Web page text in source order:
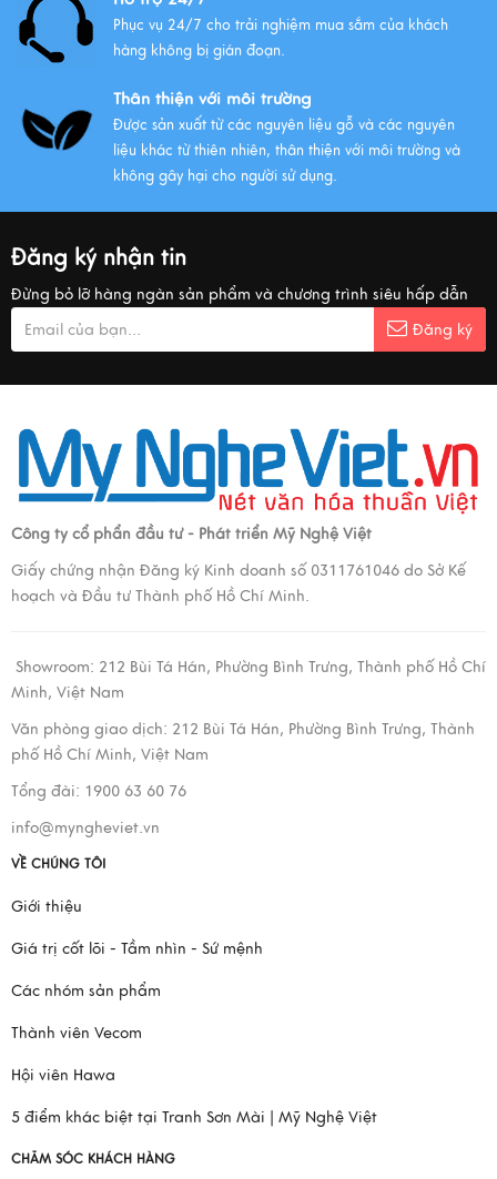
Phục vụ 24/7 cho trải nghiệm mua sắm của khách
hàng không bị gián đoạn.
Thân thiện với môi trường
Được sản xuất từ các nguyên liệu gỗ và các nguyên
liệu khác từ thiên nhiên, thân thiện với môi trường và
không gây hại cho người sử dụng.
Đăng ký nhận tin
Đừng bỏ lỡ hàng ngàn sản phẩm và chương trình siêu hấp dẫn
Đăng ký
Công ty cổ phẩn đầu tư - Phát triển Mỹ Nghệ Việt
Giấy chứng nhận Đăng ký Kinh doanh số 0311761046 do Sở Kế
hoạch và Đầu tư Thành phố Hồ Chí Minh.
Showroom: 212 Bùi Tá Hán, Phường Bình Trưng, Thành phố Hồ Chí
Minh, Việt Nam
Văn phòng giao dịch: 212 Bùi Tá Hán, Phường Bình Trưng, Thành
phố Hồ Chí Minh, Việt Nam
Tổng đài: 1900 63 60 76
info@myngheviet.vn
VỀ CHÚNG TÔI
Giới thiệu
Giá trị cốt lõi - Tầm nhìn - Sứ mệnh
Các nhóm sản phẩm
Thành viên Vecom
Hội viên Hawa
5 điểm khác biệt tại Tranh Sơn Mài | Mỹ Nghệ Việt
CHĂM SÓC KHÁCH HÀNG